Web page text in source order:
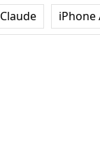
Claude iPhone